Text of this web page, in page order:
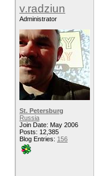
v.radziun
Administrator
St. Petersburg
Russia
Join Date: May 2006
Posts: 12,385
Blog Entries: 156